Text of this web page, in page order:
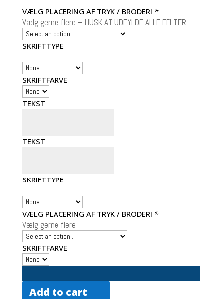
VÆLG PLACERING AF TRYK / BRODERI *
Vælg gerne flere – HUSK AT UDFYLDE ALLE FELTER
SKRIFTTYPE
SKRIFTFARVE
TEKST
TEKST
SKRIFTTYPE
VÆLG PLACERING AF TRYK / BRODERI *
Vælg gerne flere
SKRIFTFARVE
Add to cart